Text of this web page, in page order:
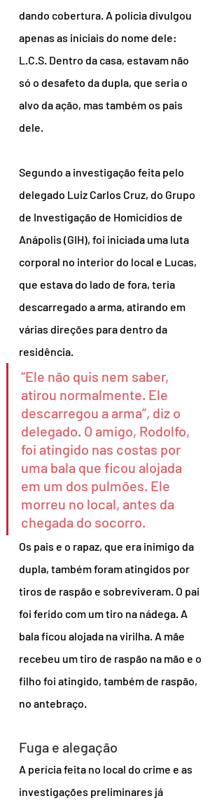
dando cobertura. A polícia divulgou
apenas as iniciais do nome dele:
L.C.S. Dentro da casa, estavam não
só o desafeto da dupla, que seria o
alvo da ação, mas também os pais
dele.
Segundo a investigação feita pelo
delegado Luiz Carlos Cruz, do Grupo
de Investigação de Homicídios de
Anápolis (GIH), foi iniciada uma luta
corporal no interior do local e Lucas,
que estava do lado de fora, teria
descarregado a arma, atirando em
várias direções para dentro da
residência.
“Ele não quis nem saber,
atirou normalmente. Ele
descarregou a arma”, diz o
delegado. O amigo, Rodolfo,
foi atingido nas costas por
uma bala que ficou alojada
em um dos pulmões. Ele
morreu no local, antes da
chegada do socorro.
Os pais e o rapaz, que era inimigo da
dupla, também foram atingidos por
tiros de raspão e sobreviveram. O pai
foi ferido com um tiro na nádega. A
bala ficou alojada na virilha. A mãe
recebeu um tiro de raspão na mão e o
filho foi atingido, também de raspão,
no antebraço.
Fuga e alegação
A perícia feita no local do crime e as
investigações preliminares já